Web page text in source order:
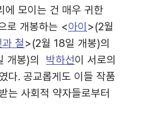
에 모이는 건 매우 귀한
로 개봉하는 <아이>(2월
과 철>(2월 18일 개봉)의
개봉)의 박하선이 서로의
다. 공교롭게도 이들 작품
는 사회적 약자들로부터